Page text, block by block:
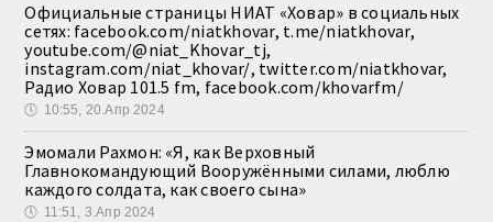
Официальные страницы НИАТ «Ховар» в социальных
сетях: facebook.com/niatkhovar, t.me/niatkhovar,
youtube.com/@niat_Khovar_tj,
instagram.com/niat_khovar/, twitter.com/niatkhovar,
Радио Ховар 101.5 fm, facebook.com/khovarfm/
🕔 10:55, 20.Апр 2024
Эмомали Рахмон: «Я, как Верховный
Главнокомандующий Вооружёнными силами, люблю
каждого солдата, как своего сына»
🕔 11:51, 3.Апр 2024